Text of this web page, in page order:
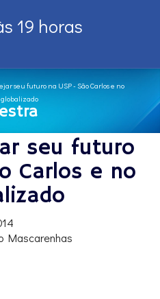
19 horas
seu futuro na USP - São Carlos e no
seu futuro
Carlos e no
Mascarenhas